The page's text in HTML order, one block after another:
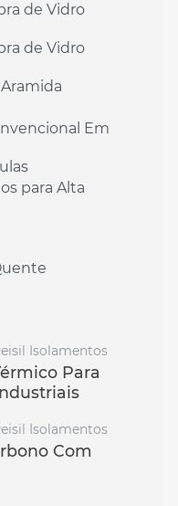
de Vidro
de Vidro
Em
para Alta
Isolamentos
Para
Isolamentos
Com